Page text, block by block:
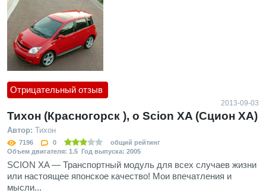
Отрицательный отзыв
2013-09-03
Тихон (Красногорск ), о Scion XA (Сцион ХА)
Автор: Тихон
7196 0
общий рейтинг
Объем двигателя: 1.5 Год выпуска: 2005
SCION XA — Транспортный модуль для всех случаев жизни
или настоящее японское качество! Мои впечатления и
мысли...